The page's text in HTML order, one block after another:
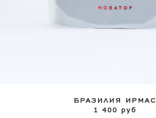
БРАЗИЛИЯ ИРМАС
1 400 руб